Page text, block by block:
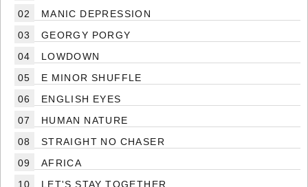
02
MANIC DEPRESSION
03
GEORGY PORGY
04
LOWDOWN
05
E MINOR SHUFFLE
06
ENGLISH EYES
07
HUMAN NATURE
08
STRAIGHT NO CHASER
09
AFRICA
10
LET'S STAY TOGETHER